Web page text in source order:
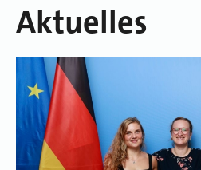
Aktuelles